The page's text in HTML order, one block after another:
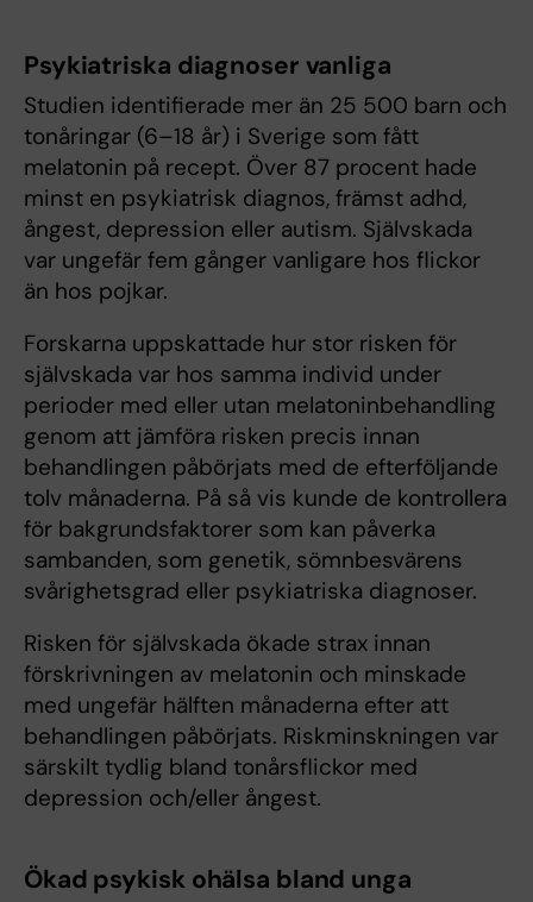
Psykiatriska diagnoser vanliga
Studien identifierade mer än 25 500 barn och
tonåringar (6–18 år) i Sverige som fått
melatonin på recept. Över 87 procent hade
minst en psykiatrisk diagnos, främst adhd,
ångest, depression eller autism. Självskada
var ungefär fem gånger vanligare hos flickor
än hos pojkar.
Forskarna uppskattade hur stor risken för
självskada var hos samma individ under
perioder med eller utan melatoninbehandling
genom att jämföra risken precis innan
behandlingen påbörjats med de efterföljande
tolv månaderna. På så vis kunde de kontrollera
för bakgrundsfaktorer som kan påverka
sambanden, som genetik, sömnbesvärens
svårighetsgrad eller psykiatriska diagnoser.
Risken för självskada ökade strax innan
förskrivningen av melatonin och minskade
med ungefär hälften månaderna efter att
behandlingen påbörjats. Riskminskningen var
särskilt tydlig bland tonårsflickor med
depression och/eller ångest.
Ökad psykisk ohälsa bland unga